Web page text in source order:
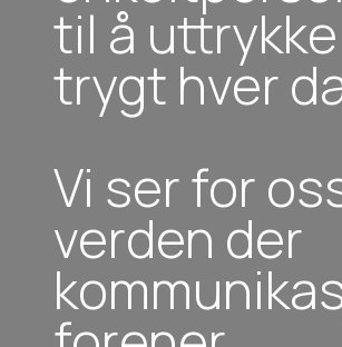
til å
trygt hver
Vi ser for
verden der